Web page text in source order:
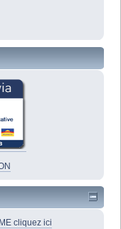
cliquez ici